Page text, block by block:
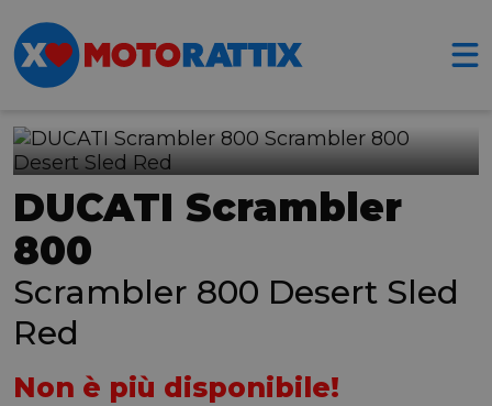
DUCATI Scrambler
800
Scrambler 800 Desert Sled
Red
Non è più disponibile!